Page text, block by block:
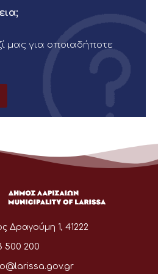
μας για οποιαδήποτε
Δραγούμη 1, 41222
500 200